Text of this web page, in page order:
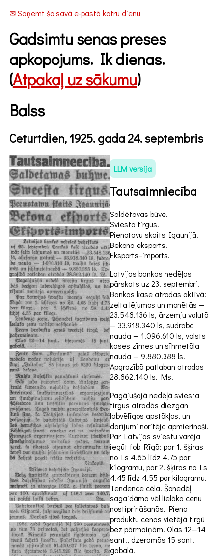
✉ Saņemt šo savā e-pastā katru dienu
Gadsimtu senas preses
apkopojums. Ik dienas.
(Atpakaļ uz sākumu)
Balss
Ceturtdien, 1925. gada 24. septembris
LLM versija
Tautsaimniecība
Saldētavas būve.
Sviesta tirgus.
Pienotavu skaits Igaunijā.
Bekona eksports.
Eksports–imports.
Latvijas bankas nedēļas
pārskats uz 23. septembri.
Bankas kase atrodas aktīvā:
zelta lējumos un monētās —
23.548.136 ls, ārzemju valutā
— 33.918.340 ls, sudraba
nauda — 1.096.610 ls, valsts
kases zīmes un sīhmetāla
nauda — 9.880.388 ls.
Apgrozībā patlaban atrodas
28.862.140 ls. Ms.
Pagājušajā nedēļā sviesta
tirgus atradās diezgan
labvēlīgos apstākļos, un
darījumi noritēja apmierinoši.
Par Latvijas sviestu varēja
iegūt fob Rīgā: par 1. šķiras
no Ls 4.65 līdz 4.75 par
kilogramu, par 2. šķiras no Ls
4.45 līdz 4.55 par kilogramu.
Tendence cēla. Šonedēļ
sagaidāma vēl lielāka cenu
nostiprināšanās. Piena
produktu cenas vietējā tirgū
bez pārmaiņām. Olas 12—14
sant., dzeramās 15 sant.
gabalā.